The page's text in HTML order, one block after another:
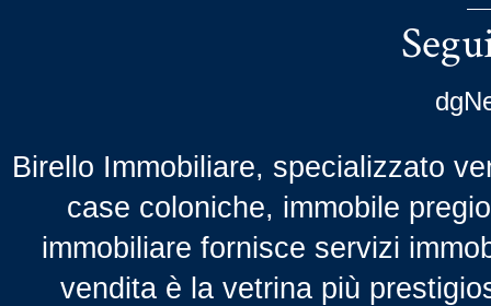
Birello Immobiliare, specializzato
case coloniche, immobile
immobiliare fornisce servizi
vendita è la vetrina più